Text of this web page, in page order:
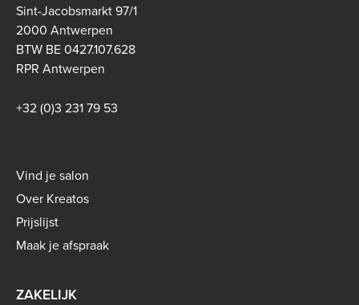
Sint-Jacobsmarkt 97/1
2000 Antwerpen
BTW BE 0427.107.628
RPR Antwerpen
+32 (0)3 231 79 53
Footer
menu
-
B2C
Vind je salon
Over Kreatos
Prijslijst
Maak je afspraak
ZAKELIJK